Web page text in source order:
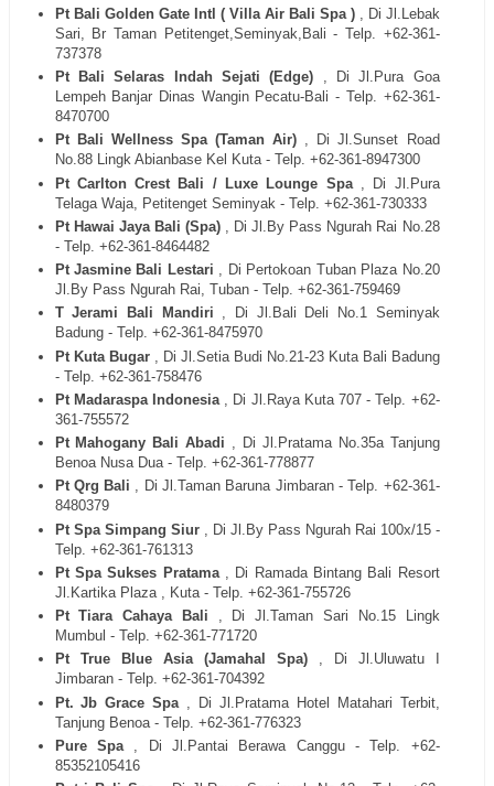
Pt Bali Golden Gate Intl ( Villa Air Bali Spa )
, Di Jl.Lebak
Sari, Br Taman Petitenget,Seminyak,Bali - Telp. +62-361-
737378
Pt Bali Selaras Indah Sejati (Edge) , Di Jl.Pura Goa
Lempeh Banjar Dinas Wangin Pecatu-Bali - Telp. +62-361-
8470700
Pt Bali Wellness Spa (Taman Air) , Di Jl.Sunset Road
No.88 Lingk Abianbase Kel Kuta - Telp. +62-361-8947300
Pt Carlton Crest Bali / Luxe Lounge Spa
, Di Jl.Pura
Telaga Waja, Petitenget Seminyak - Telp. +62-361-730333
Pt Hawai Jaya Bali (Spa)
, Di Jl.By Pass Ngurah Rai No.28
- Telp. +62-361-8464482
Pt Jasmine Bali Lestari , Di Pertokoan Tuban Plaza No.20
Jl.By Pass Ngurah Rai, Tuban - Telp. +62-361-759469
T Jerami Bali Mandiri , Di Jl.Bali Deli No.1 Seminyak
Badung - Telp. +62-361-8475970
Pt Kuta Bugar
, Di Jl.Setia Budi No.21-23 Kuta Bali Badung
- Telp. +62-361-758476
Pt Madaraspa Indonesia
, Di Jl.Raya Kuta 707 - Telp. +62-
361-755572
Pt Mahogany Bali Abadi , Di Jl.Pratama No.35a Tanjung
Benoa Nusa Dua - Telp. +62-361-778877
Pt Qrg Bali , Di Jl.Taman Baruna Jimbaran - Telp. +62-361-
8480379
Pt Spa Simpang Siur
, Di Jl.By Pass Ngurah Rai 100x/15 -
Telp. +62-361-761313
Pt Spa Sukses Pratama
, Di Ramada Bintang Bali Resort
Jl.Kartika Plaza , Kuta - Telp. +62-361-755726
Pt Tiara Cahaya Bali , Di Jl.Taman Sari No.15 Lingk
Mumbul - Telp. +62-361-771720
Pt True Blue Asia (Jamahal Spa) , Di Jl.Uluwatu I
Jimbaran - Telp. +62-361-704392
Pt. Jb Grace Spa
, Di Jl.Pratama Hotel Matahari Terbit,
Tanjung Benoa - Telp. +62-361-776323
Pure Spa
, Di Jl.Pantai Berawa Canggu - Telp. +62-
85352105416